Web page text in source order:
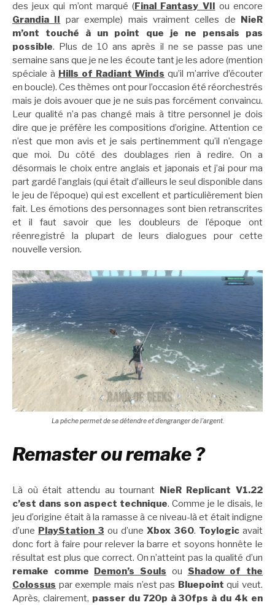
des jeux qui m’ont marqué (Final Fantasy VII
ou encore
Grandia II
par exemple) mais vraiment celles de
NieR
m’ont touché à un point que je ne pensais pas
possible. Plus de 10 ans après il ne se passe pas une
semaine sans que je ne les écoute tant je les adore (mention
spéciale à Hills of Radiant Winds qu’il m’arrive d’écouter
en boucle). Ces thèmes ont pour l’occasion été réorchestrés
mais je dois avouer que je ne suis pas forcément convaincu.
Leur qualité n’a pas changé mais à titre personnel je dois
dire que je préfère les compositions d’origine. Attention ce
n’est que mon avis et je sais pertinemment qu’il n’engage
que moi. Du côté des doublages rien à redire. On a
désormais le choix entre anglais et japonais et j’ai pour ma
part gardé l’anglais (qui était d’ailleurs le seul disponible dans
le jeu de l’époque) qui est excellent et particulièrement bien
fait. Les émotions des personnages sont bien retranscrites
et il faut savoir que les doubleurs de l’époque ont
réenregistré la plupart de leurs dialogues pour cette
nouvelle version.
La pêche permet de se détendre et d’engranger de l’argent.
Remaster ou remake ?
Là où était attendu au tournant NieR Replicant V1.22
c’est dans son aspect technique. Comme je le disais, le
jeu d’origine était à la ramasse à ce niveau-là et était indigne
d’une PlayStation 3 ou d’uneXbox 360. Toylogic avait
donc fort à faire pour relever la barre et soyons honnête le
résultat est plus que correct. On n’atteint pas la qualité d’un
remake comme Demon’s Souls ou Shadow of the
Colossus par exemple mais n’est pas Bluepointqui veut.
Après, clairement, passer du 720p à 30fps à du 4k en